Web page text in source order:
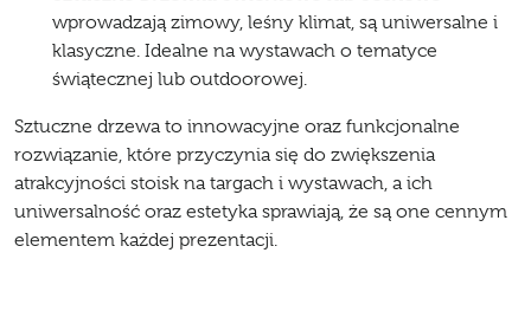
wprowadzają zimowy, leśny klimat, są uniwersalne i
klasyczne. Idealne na wystawach o tematyce
świątecznej lub outdoorowej.
Sztuczne drzewa to innowacyjne oraz funkcjonalne
rozwiązanie, które przyczynia się do zwiększenia
atrakcyjności stoisk na targach i wystawach, a ich
uniwersalność oraz estetyka sprawiają, że są one cennym
elementem każdej prezentacji.